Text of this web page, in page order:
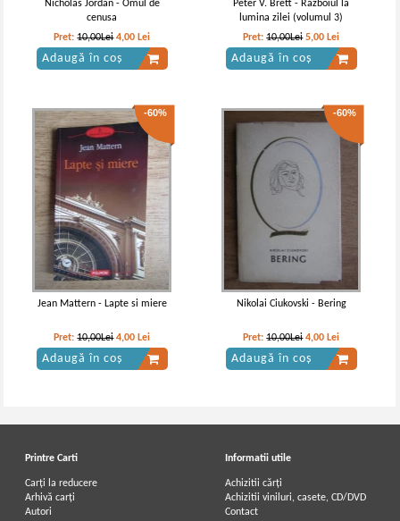
Nicholas Jordan - Omul de
cenusa
Pret:10,00Lei 4,00 Lei
Adaugă în coș
Peter V. Brett - Razboiul la
lumina zilei (volumul 3)
Pret:10,00Lei 5,00 Lei
Adaugă în coș
-60%
Jean Mattern - Lapte si miere
Pret:10,00Lei 4,00 Lei
Adaugă în coș
-60%
Nikolai Ciukovski - Bering
Pret:10,00Lei 4,00 Lei
Adaugă în coș
Printre Carti
Carți la reducere
Arhivă carți
Autori
Informatii utile
Achizitii cărți
Achizitii viniluri, casete, CD/DVD
Contact